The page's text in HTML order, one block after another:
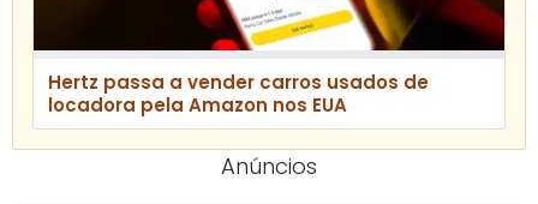
Hertz passa a vender carros usados de
locadora pela Amazon nos EUA
Anúncios